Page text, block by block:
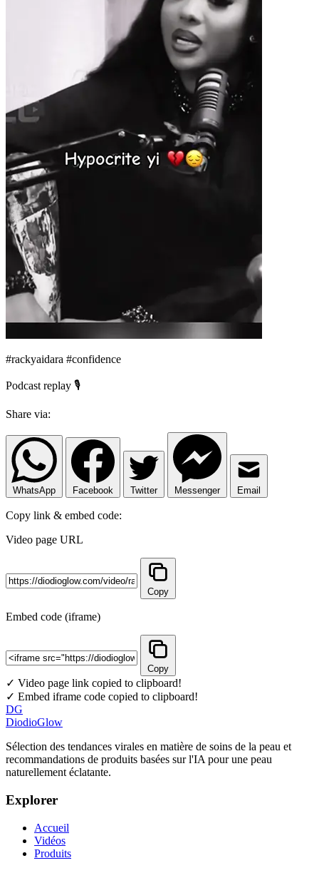
#rackyaidara #confidence
Podcast replay 🎙️
Share via:
WhatsApp Facebook Twitter Messenger Email
Copy link & embed code:
Video page URL
Copy
Embed code (iframe)
Copy
✓ Video page link copied to clipboard!
✓ Embed iframe code copied to clipboard!
DG
DiodioGlow
Sélection des tendances virales en matière de soins de la peau et
recommandations de produits basées sur l'IA pour une peau
naturellement éclatante.
Explorer
Accueil
Vidéos
Produits